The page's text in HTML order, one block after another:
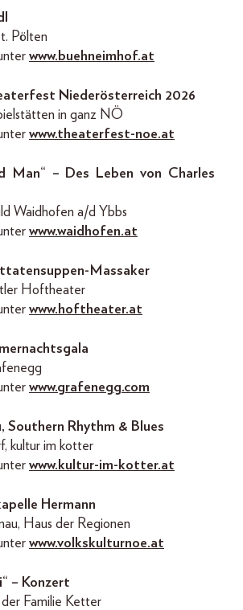
Pölten
www.buehneimhof.at
Niederösterreich 2026
in ganz NÖ
www.theaterfest-noe.at
Man“ – Des Leben von Charles
Waidhofen a/d Ybbs
www.waidhofen.at
Massaker
Hoftheater
www.hoftheater.at
www.grafenegg.com
Southern Rhythm & Blues
kultur im kotter
www.kultur-im-kotter.at
Hermann
Haus der Regionen
www.volkskulturnoe.at
– Konzert
Familie Ketter